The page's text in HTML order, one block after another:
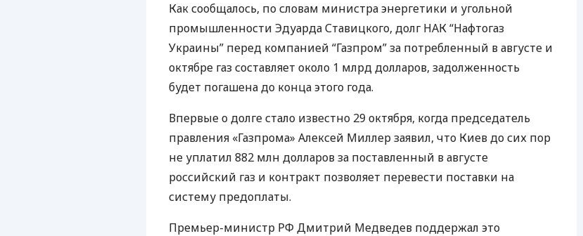
Как сообщалось, по словам министра энергетики и угольной
промышленности Эдуарда Ставицкого, долг НАК“Нафтогаз
Украины” перед компанией “Газпром” за потребленный в августе и
октябре газ составляет около 1 млрд долларов, задолженность
будет погашена до конца этого года.
Впервые о долге стало известно 29 октября, когда председатель
правления «Газпрома» Алексей Миллер заявил, что Киев до сих пор
не уплатил 882 млн долларов за поставленный в августе
российский газ и контракт позволяет перевести поставки на
систему предоплаты.
Премьер-министр РФ Дмитрий Медведев поддержал это